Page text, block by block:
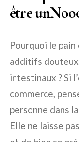
être
Pourquoi le
additifs
intestinaux ? Si
commerce,
personne dans
Elle ne laisse